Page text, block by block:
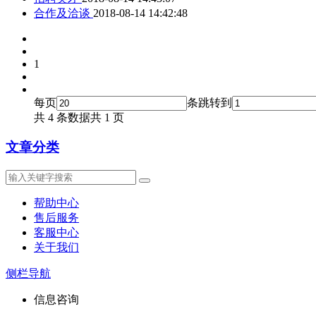
合作及洽谈 2018-08-14 14:42:48
1
每页 条跳转到
共 4 条数据共 1 页
文章分类
帮助中心
售后服务
客服中心
关于我们
侧栏导航
信息咨询